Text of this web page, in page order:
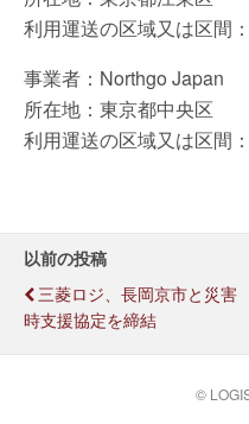
利用運送の区域又は区間
事業者：Northgo Japan
所在地：東京都中央区
利用運送の区域又は区間
以前の投稿
三菱ロジ、長岡京市と災害
時支援協定を締結
©